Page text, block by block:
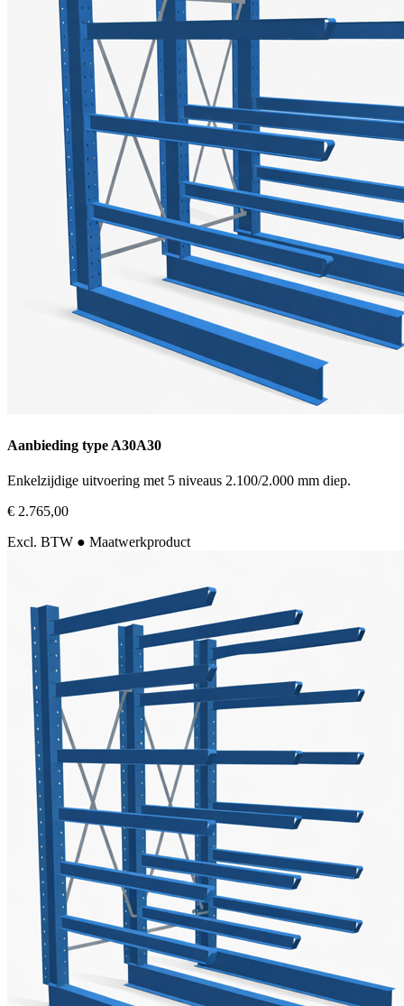
Aanbieding type A30A30
Enkelzijdige uitvoering met 5 niveaus 2.100/2.000 mm diep.
€ 2.765,00
Excl. BTW ● Maatwerkproduct